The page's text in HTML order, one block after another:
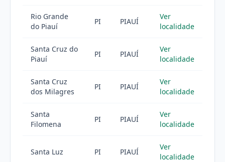
Rio Grande
do Piauí
PI PIAUÍ
Ver
localidade
Santa Cruz do
Piauí
PI PIAUÍ
Ver
localidade
Santa Cruz
dos Milagres
PI PIAUÍ
Ver
localidade
Santa
Filomena
PI PIAUÍ
Ver
localidade
Santa Luz PI PIAUÍ
Ver
localidade